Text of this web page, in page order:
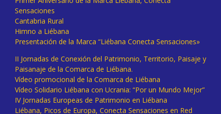
Sensaciones
Cantabria Rural
Himno a Liébana
Presentación de la Marca “Liébana Conecta Sensaciones»
II Jornadas de Conexión del Patrimonio, Territorio, Paisaje y
Paisanaje de la Comarca de Liébana.
Vídeo promocional de la Comarca de Liébana
Vídeo Solidario Liébana con Ucrania: “Por un Mundo Mejor”
IV Jornadas Europeas de Patrimonio en Liébana
Liébana, Picos de Europa, Conecta Sensaciones en Red